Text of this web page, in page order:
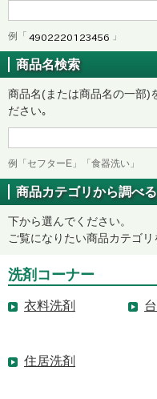
例「 」
商品名検索
商品名(または商品名の一部)
ださい｡
例「セフターE」「食器洗い」
商品カテゴリから調べる
下から選んでください。
ご覧になりたい商品カテゴ
洗剤コーナー
衣料洗剤
住居洗剤